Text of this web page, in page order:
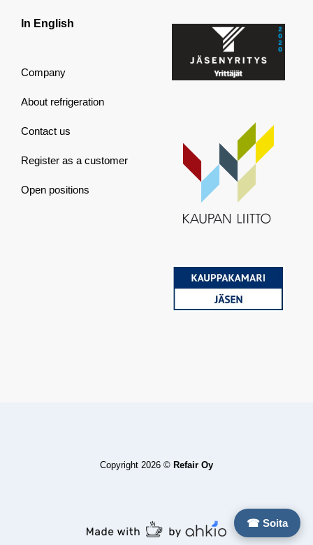
In English
Company
About refrigeration
Contact us
Register as a customer
Open positions
☎ Soita
Copyright 2026 © Refair Oy